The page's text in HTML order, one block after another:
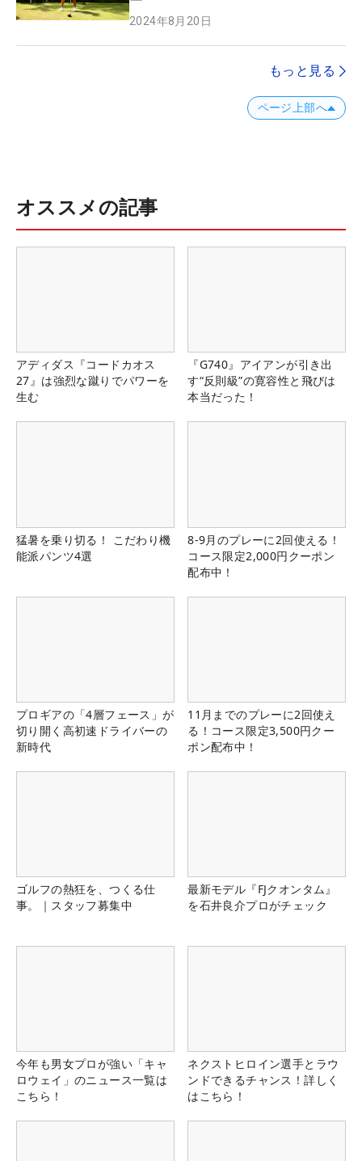
2024年8月20日
もっと見る
ページ上部へ
オススメの記事
アディダス『コードカオス
27』は強烈な蹴りでパワーを
生む
『G740』アイアンが引き出
す“反則級”の寛容性と飛びは
本当だった！
猛暑を乗り切る！ こだわり機
能派パンツ4選
8-9月のプレーに2回使える！
コース限定2,000円クーポン
配布中！
プロギアの「4層フェース」が
切り開く高初速ドライバーの
新時代
11月までのプレーに2回使え
る！コース限定3,500円クー
ポン配布中！
ゴルフの熱狂を、つくる仕
事。｜スタッフ募集中
最新モデル『FJクオンタム』
を石井良介プロがチェック
今年も男女プロが強い「キャ
ロウェイ」のニュース一覧は
こちら！
ネクストヒロイン選手とラウ
ンドできるチャンス！詳しく
はこちら！